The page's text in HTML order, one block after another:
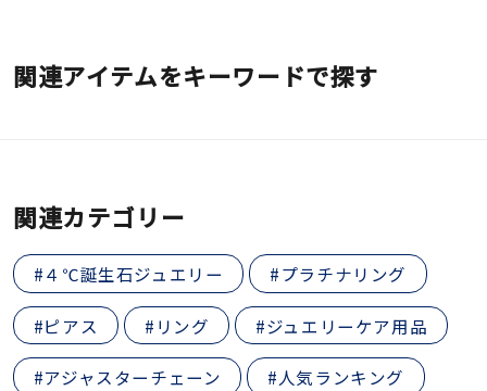
関連アイテムをキーワードで探す
関連カテゴリー
#４℃誕生石ジュエリー #プラチナリング
#ピアス #リング #ジュエリーケア用品
#アジャスターチェーン #人気ランキング